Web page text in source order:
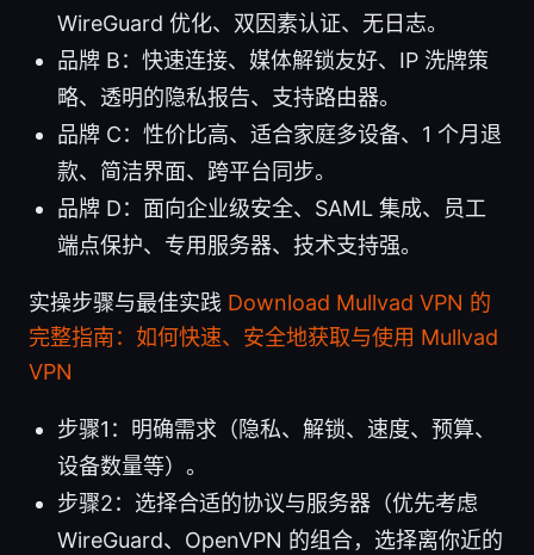
WireGuard 优化、双因素认证、无日志。
品牌 B：快速连接、媒体解锁友好、IP 洗牌策
略、透明的隐私报告、支持路由器。
品牌 C：性价比高、适合家庭多设备、1 个月退
款、简洁界面、跨平台同步。
品牌 D：面向企业级安全、SAML 集成、员工
端点保护、专用服务器、技术支持强。
实操步骤与最佳实践 Download Mullvad VPN 的
完整指南：如何快速、安全地获取与使用 Mullvad
VPN
步骤1：明确需求（隐私、解锁、速度、预算、
设备数量等）。
步骤2：选择合适的协议与服务器（优先考虑
WireGuard、OpenVPN 的组合，选择离你近的